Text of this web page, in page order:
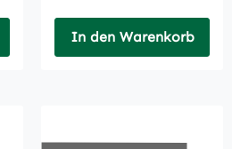
In den Warenkorb